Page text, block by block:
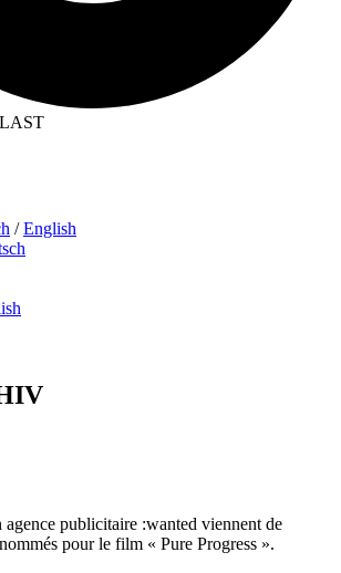
/English
publicitaire :wanted viennent de
pour le film « Pure Progress ».